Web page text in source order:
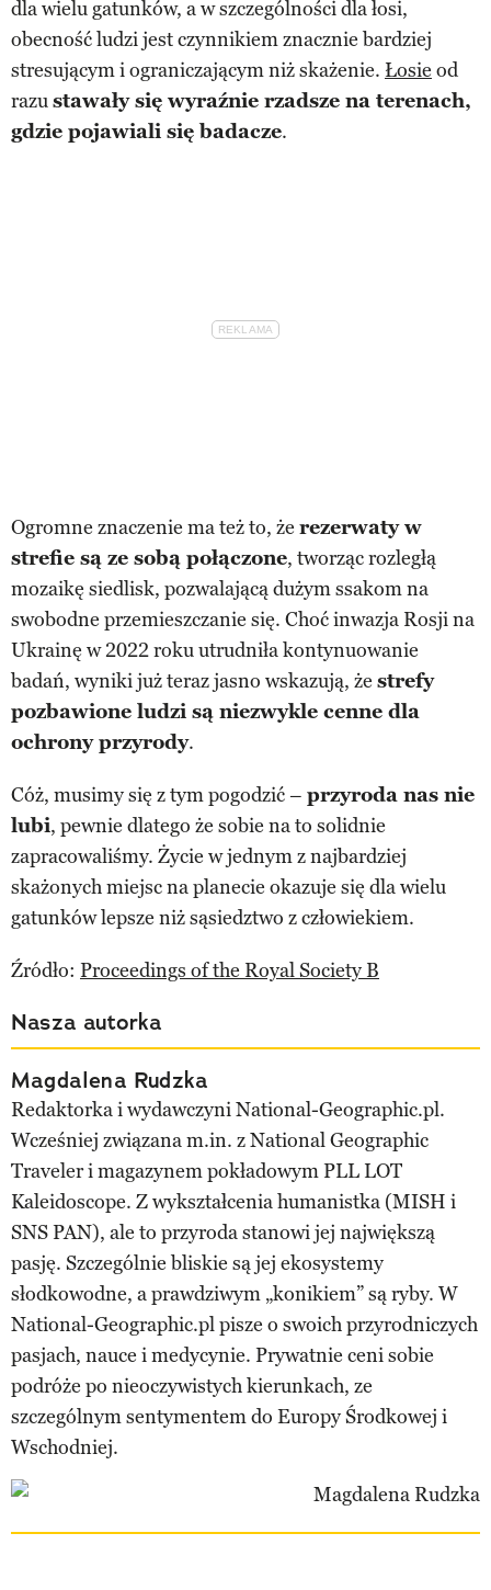
dla wielu gatunków, a w szczególności dla łosi,
obecność ludzi jest czynnikiem znacznie bardziej
stresującym i ograniczającym niż skażenie. Łosie od
razustawały się wyraźnie rzadsze na terenach,
gdzie pojawiali się badacze.
Ogromne znaczenie ma też to, że rezerwaty w
strefie są ze sobą połączone, tworząc rozległą
mozaikę siedlisk, pozwalającą dużym ssakom na
swobodne przemieszczanie się. Choć inwazja Rosji na
Ukrainę w 2022 roku utrudniła kontynuowanie
badań, wyniki już teraz jasno wskazują, że strefy
pozbawione ludzi są niezwykle cenne dla
ochrony przyrody.
Cóż, musimy się z tym pogodzić – przyroda nas nie
lubi, pewnie dlatego że sobie na to solidnie
zapracowaliśmy. Życie w jednym z najbardziej
skażonych miejsc na planecie okazuje się dla wielu
gatunków lepsze niż sąsiedztwo z człowiekiem.
Źródło: Proceedings of the Royal Society B
Nasza autorka
Magdalena Rudzka
Redaktorka i wydawczyni National-Geographic.pl.
Wcześniej związana m.in. z National Geographic
Traveler i magazynem pokładowym PLL LOT
Kaleidoscope. Z wykształcenia humanistka (MISH i
SNS PAN), ale to przyroda stanowi jej największą
pasję. Szczególnie bliskie są jej ekosystemy
słodkowodne, a prawdziwym „konikiem” są ryby. W
National-Geographic.pl pisze o swoich przyrodniczych
pasjach, nauce i medycynie. Prywatnie ceni sobie
podróże po nieoczywistych kierunkach, ze
szczególnym sentymentem do Europy Środkowej i
Wschodniej.